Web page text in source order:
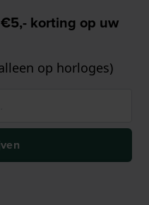
korting op uw
op horloges)